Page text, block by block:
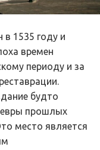
в 1535 году и
времен
периоду и за
будто
прошлых
место является